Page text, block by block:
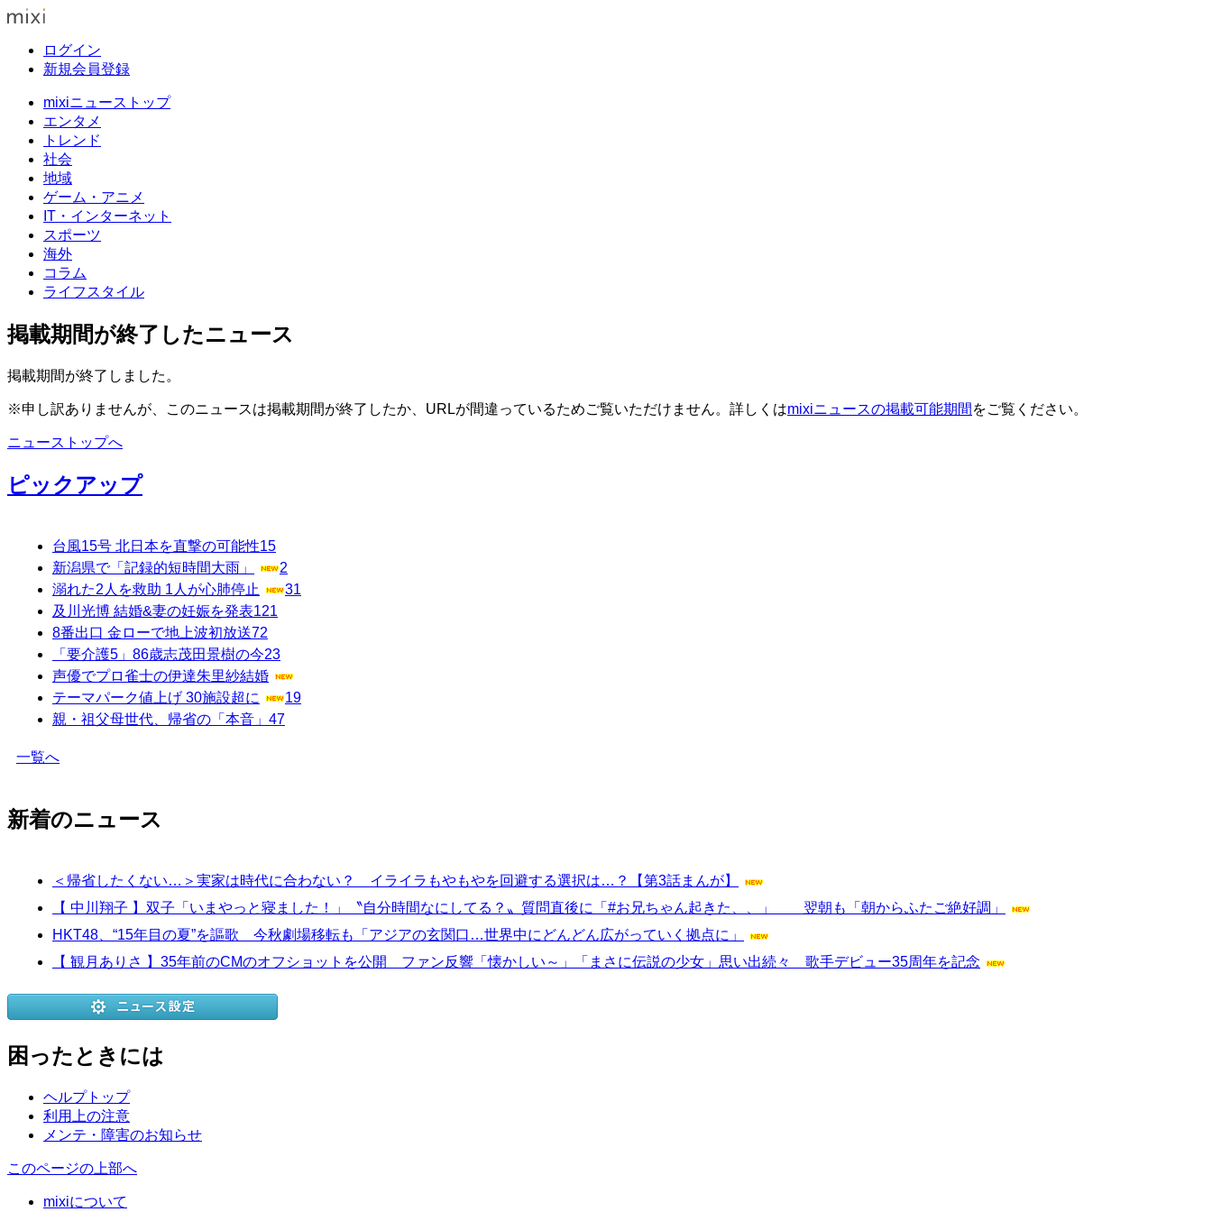
ログイン
新規会員登録
mixiニューストップ
エンタメ
トレンド
社会
地域
ゲーム・アニメ
IT・インターネット
スポーツ
海外
コラム
ライフスタイル
掲載期間が終了したニュース
掲載期間が終了しました。
※申し訳ありませんが、このニュースは掲載期間が終了したか、URLが間違っているためご覧いただけません。詳しくはmixiニュースの掲載可能期間 をご覧ください。
ニューストップへ
ピックアップ
台風15号 北日本を直撃の可能性15
新潟県で「記録的短時間大雨」
2
溺れた2人を救助 1人が心肺停止
31
及川光博 結婚&妻の妊娠を発表121
8番出口 金ローで地上波初放送72
「要介護5」86歳志茂田景樹の今23
声優でプロ雀士の伊達朱里紗結婚
テーマパーク値上げ 30施設超に
19
親・祖父母世代、帰省の「本音」 47
一覧へ
新着のニュース
＜帰省したくない…＞実家は時代に合わない？ イライラもやもやを回避する選択は…？【第3話まんが】
【 中川翔子 】双子「いまやっと寝ました！」〝自分時間なにしてる？〟質問直後に「#お兄ちゃん起きた、、」 翌朝も「朝からふたご絶好調」
HKT48、“15年目の夏”を謳歌 今秋劇場移転も「アジアの玄関口…世界中にどんどん広がっていく拠点に」
【 観月ありさ 】35年前のCMのオフショットを公開 ファン反響「懐かしい～」「まさに伝説の少女」思い出続々 歌手デビュー35周年を記念
困ったときには
ヘルプトップ
利用上の注意
メンテ・障害のお知らせ
このページの上部へ
mixiについて